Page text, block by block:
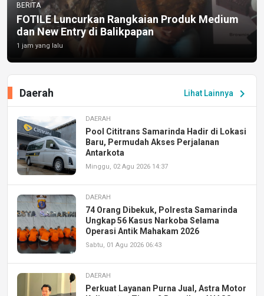
BERITA
FOTILE Luncurkan Rangkaian Produk Medium
dan New Entry di Balikpapan
1 jam yang lalu
Lihat Lainnya chevron_right
Daerah
DAERAH
Pool Cititrans Samarinda Hadir di Lokasi
Baru, Permudah Akses Perjalanan
Antarkota
Minggu, 02 Agu 2026 14:37
DAERAH
74 Orang Dibekuk, Polresta Samarinda
Ungkap 56 Kasus Narkoba Selama
Operasi Antik Mahakam 2026
Sabtu, 01 Agu 2026 06:43
DAERAH
Perkuat Layanan Purna Jual, Astra Motor